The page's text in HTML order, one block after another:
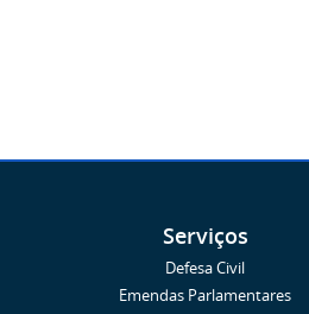
Serviços
Defesa Civil
Emendas Parlamentares